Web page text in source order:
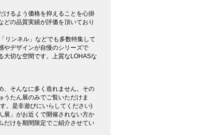
けるよう価格を抑えることを心掛
どの品質実績が評価を頂いており
リンネル」などでも多数特集して
やデザインが自慢のシリーズで
大切な空間です。上質なLOHASな
、そんなに多く造れません。その
うたん展のみでご覧いただけま
。是非遊びにいらしてください)
展」がお近くで開催されない方か
だけを期間限定でご紹介させてい